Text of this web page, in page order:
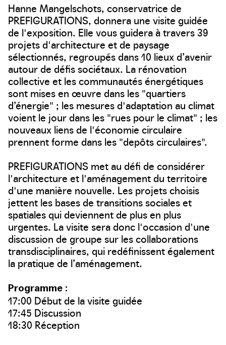
Hanne Mangelschots, conservatrice de
PREFIGURATIONS, donnera une visite guidée
de l'exposition. Elle vous guidera à travers 39
projets d'architecture et de paysage
sélectionnés, regroupés dans 10 lieux d’avenir
autour de défis sociétaux. La rénovation
collective et les communautés énergétiques
sont mises en œuvre dans les "quartiers
d’énergie" ; les mesures d'adaptation au climat
voient le jour dans les "rues pour le climat" ; les
nouveaux liens de l'économie circulaire
prennent forme dans les "depôts circulaires".
PREFIGURATIONS met au défi de considérer
l'architecture et l'aménagement du territoire
d'une manière nouvelle. Les projets choisis
jettent les bases de transitions sociales et
spatiales qui deviennent de plus en plus
urgentes. La visite sera donc l'occasion d'une
discussion de groupe sur les collaborations
transdisciplinaires, qui redéfinissent également
la pratique de l’aménagement.
Programme :
17:00 Début de la visite guidée
17:45 Discussion
18:30 Réception